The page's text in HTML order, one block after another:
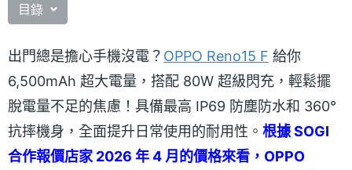
目錄
出門總是擔心手機沒電？ OPPO Reno15 F 給你
6,500mAh 超大電量，搭配 80W 超級閃充，輕鬆擺
脫電量不足的焦慮！具備最高 IP69 防塵防水和 360°
抗摔機身，全面提升日常使用的耐用性。 根據 SOGI
合作報價店家 2026 年 4 月的價格來看，OPPO